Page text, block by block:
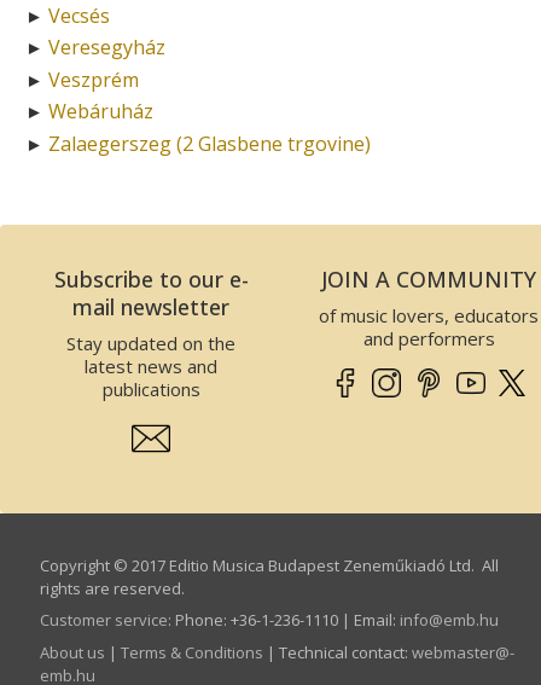
► Vecsés
► Veresegyház
► Veszprém
► Webáruház
► Zalaegerszeg (2 Glasbene trgovine)
Subscribe to our e-
mail newsletter
Stay updated on the
latest news and
publications
JOIN A COMMUNITY
of music lovers, educators
and performers
Copyright © 2017 Editio Musica Budapest Zeneműkiadó Ltd. All
rights are reserved.
Customer service: Phone: +36-1-236-1110 | Email: info­@­emb.hu
About us | Terms & Conditions | Technical contact: webmaster­@­
emb.hu